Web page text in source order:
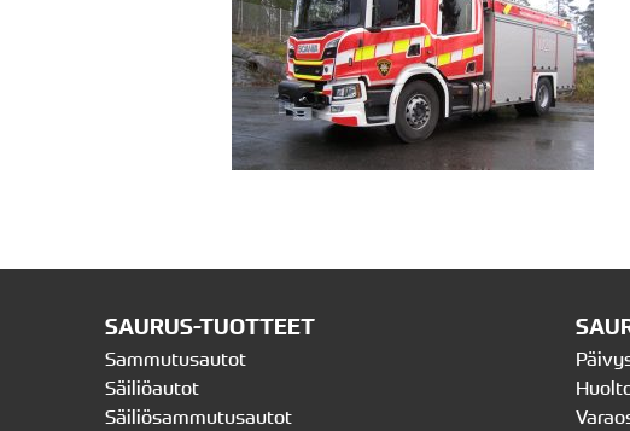
SAURUS-TUOTTEET
Sammutusautot
Säiliöautot
Säiliösammutusautot